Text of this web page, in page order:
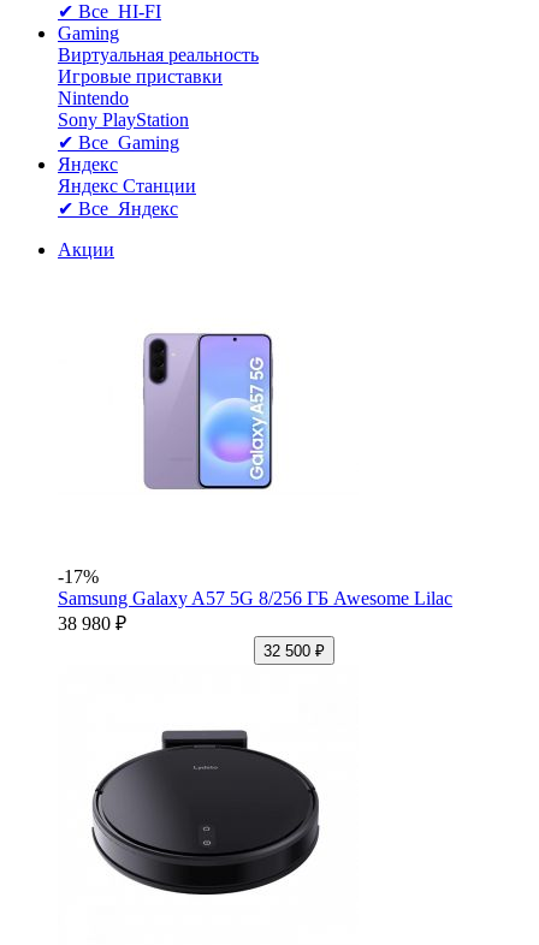
✔ Все HI-FI
Gaming
Виртуальная реальность
Игровые приставки
Nintendo
Sony PlayStation
✔ Все Gaming
Яндекс
Яндекс Станции
✔ Все Яндекс
Акции
-17%
Samsung Galaxy A57 5G 8/256 ГБ Awesome Lilac
38 980 ₽
32 500 ₽